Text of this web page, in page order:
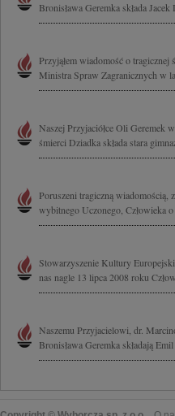
Bronisława Geremka składa
Przyjąłem wiadomość o
Ministra Spraw Zagranicznych w
Naszej Przyjaciółce Oli Geremek
śmierci Dziadka składa stara
Poruszeni tragiczną wiadomością,
wybitnego Uczonego, Człowieka
Stowarzyszenie Kultury
nas nagle 13 lipca 2008 roku
Naszemu Przyjacielowi, dr.
Bronisława Geremka składają